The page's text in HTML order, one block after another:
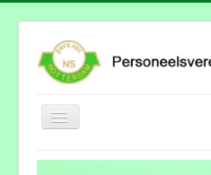
Schakelen
navigatie
Hoofdpagina